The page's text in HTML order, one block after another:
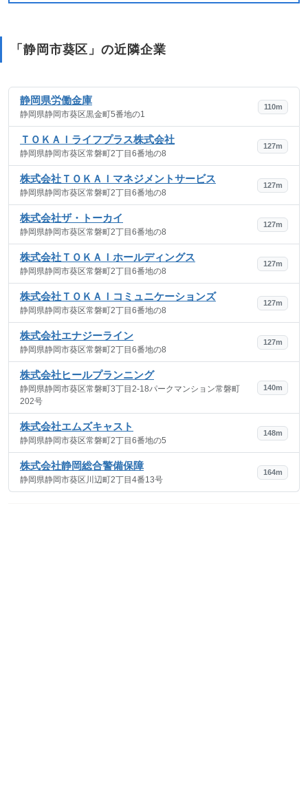
「静岡市葵区」の近隣企業
静岡県労働金庫
静岡県静岡市葵区黒金町5番地の1
110m
ＴＯＫＡＩライフプラス株式会社
静岡県静岡市葵区常磐町2丁目6番地の8
127m
株式会社ＴＯＫＡＩマネジメントサービス
静岡県静岡市葵区常磐町2丁目6番地の8
127m
株式会社ザ・トーカイ
静岡県静岡市葵区常磐町2丁目6番地の8
127m
株式会社ＴＯＫＡＩホールディングス
静岡県静岡市葵区常磐町2丁目6番地の8
127m
株式会社ＴＯＫＡＩコミュニケーションズ
静岡県静岡市葵区常磐町2丁目6番地の8
127m
株式会社エナジーライン
静岡県静岡市葵区常磐町2丁目6番地の8
127m
株式会社ヒールプランニング
静岡県静岡市葵区常磐町3丁目2-18パークマンション常磐町
202号
140m
株式会社エムズキャスト
静岡県静岡市葵区常磐町2丁目6番地の5
148m
株式会社静岡総合警備保障
静岡県静岡市葵区川辺町2丁目4番13号
164m